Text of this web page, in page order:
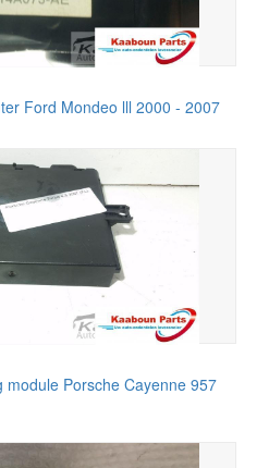
Ford Mondeo lll 2000 - 2007
Porsche Cayenne 957